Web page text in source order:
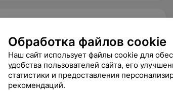
Обработка файлов cookie
Наш сайт использует файлы cookie для
удобства пользователей сайта, его
статистики и предоставления
рекомендаций.